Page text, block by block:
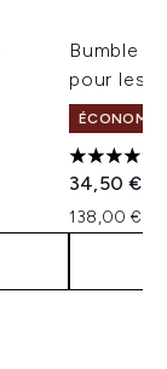
Bumble
pour les
5 étoiles
34,50 €
138,00 €